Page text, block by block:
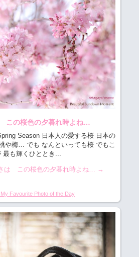
この桜色の夕暮れ時よね…
Season 日本人の愛する桜 日本の
や梅… でも なんといっても桜 でもこ
も輝くひととき...
は この桜色の夕暮れ時よね… →
Favourite Photo of the Day